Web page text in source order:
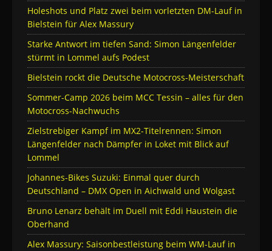
Holeshots und Platz zwei beim vorletzten DM-Lauf in
Bielstein für Alex Massury
Starke Antwort im tiefen Sand: Simon Längenfelder
stürmt in Lommel aufs Podest
Bielstein rockt die Deutsche Motocross-Meisterschaft
Sommer-Camp 2026 beim MCC Tessin – alles für den
Motocross-Nachwuchs
Zielstrebiger Kampf im MX2-Titelrennen: Simon
Längenfelder nach Dämpfer in Loket mit Blick auf
Lommel
Johannes-Bikes Suzuki: Einmal quer durch
Deutschland – DMX Open in Aichwald und Wolgast
Bruno Lenarz behält im Duell mit Eddi Haustein die
Oberhand
Alex Massury: Saisonbestleistung beim WM-Lauf in